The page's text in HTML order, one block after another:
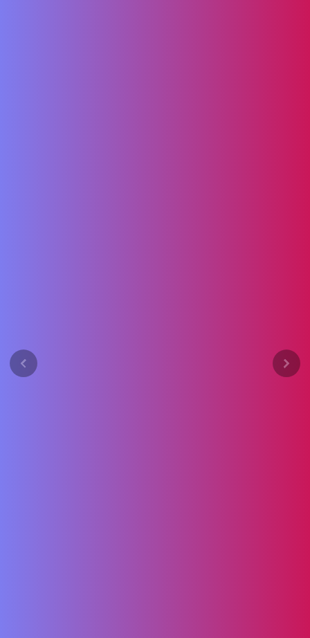
Previous Next